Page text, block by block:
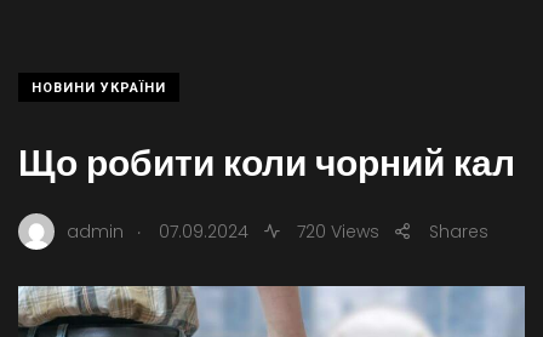
НОВИНИ УКРАЇНИ
Що робити коли чорний кал
admin . 07.09.2024 720 Views Shares